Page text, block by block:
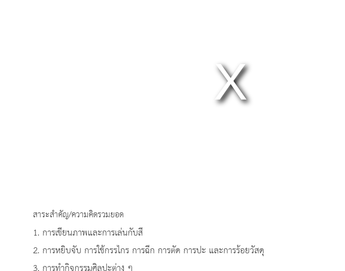
สาระสำคัญ/ความคิดรวมยอด
1. การเขียนภาพและการเล่นกับสี
2. การหยิบจับ การใช้กรรไกร การฉีก การตัด การปะ และการร้อยวัสดุ